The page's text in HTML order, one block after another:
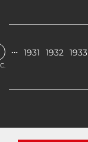
… 1931 1932 1933